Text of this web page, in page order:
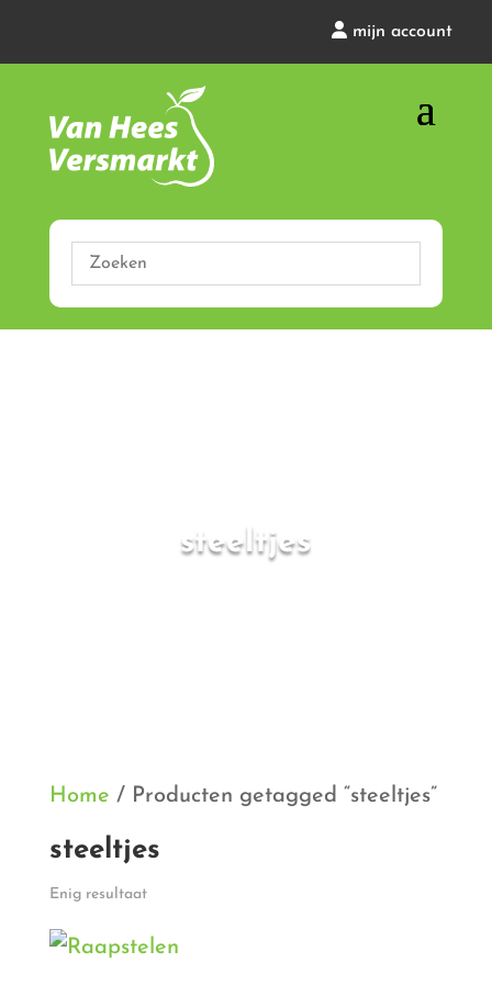
mijn account
steeltjes
Home / Producten getagged “steeltjes”
steeltjes
Enig resultaat